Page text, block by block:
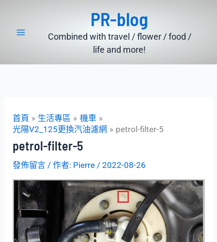
PR-blog
Combined with travel / flower / food /
life and more!
首頁 生活專區
機車
光陽V2_125更換汽油濾網
petrol-filter-5
petrol-filter-5
發佈留言 / 作者: Pierre /2022-08-26